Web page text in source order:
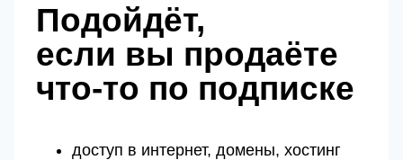
Подойдёт,
если вы продаёте
что‑то по подписке
доступ в интернет, домены, хостинг